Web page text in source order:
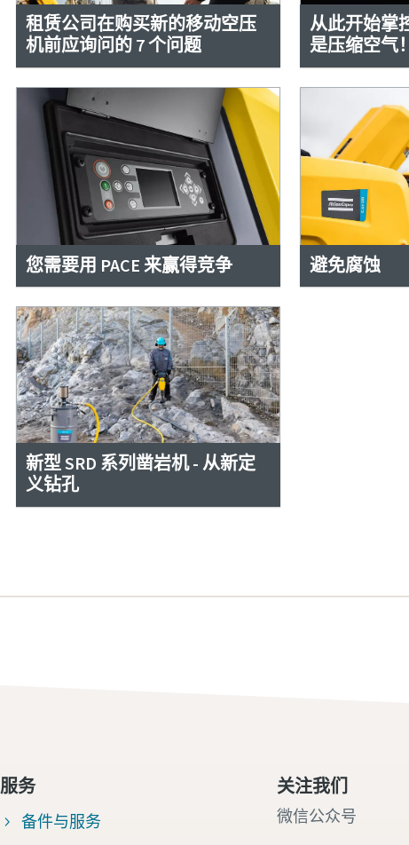
租赁公司在购买新的移动空压
机前应询问的 7 个问题
从此开始掌
是压缩空气！
您需要用 PACE 来赢得竞争 避免腐蚀
新型 SRD 系列凿岩机 - 从新定
义钻孔
服务
备件与服务
关注我们
微信公众号